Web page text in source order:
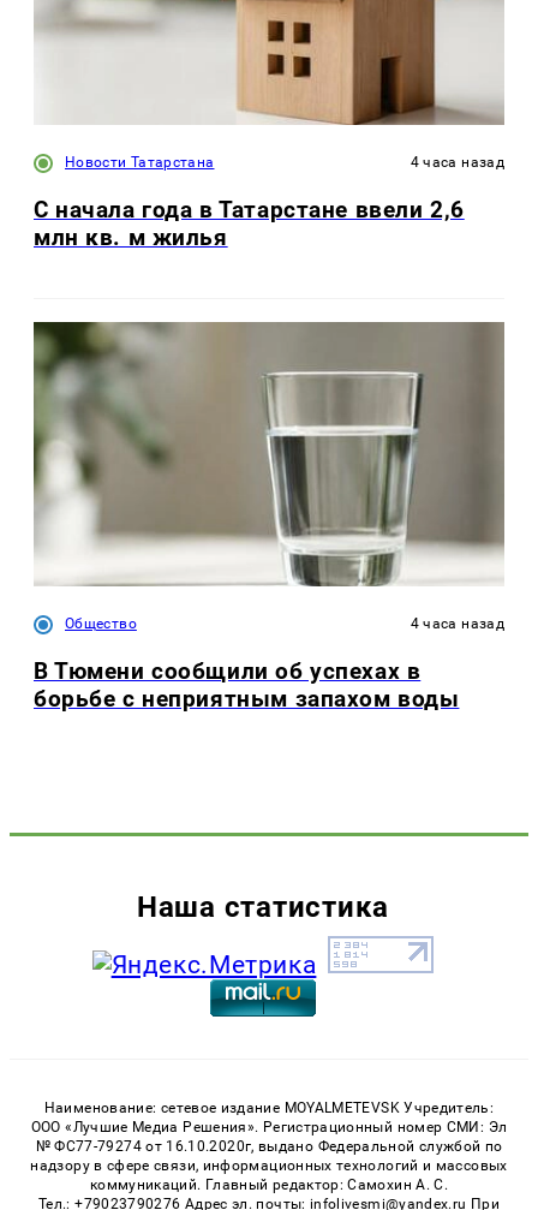
Новости Татарстана 4 часа назад
С начала года в Татарстане ввели 2,6
млн кв. м жилья
Общество 4 часа назад
В Тюмени сообщили об успехах в
борьбе с неприятным запахом воды
Наша статистика
Наименование: сетевое издание MOYALMETEVSK Учредитель:
ООО «Лучшие Медиа Решения». Регистрационный номер СМИ: Эл
№ ФС77-79274 от 16.10.2020г, выдано Федеральной службой по
надзору в сфере связи, информационных технологий и массовых
коммуникаций. Главный редактор: Самохин А. С.
Тел.: +79023790276 Адрес эл. почты: infolivesmi@yandex.ru При